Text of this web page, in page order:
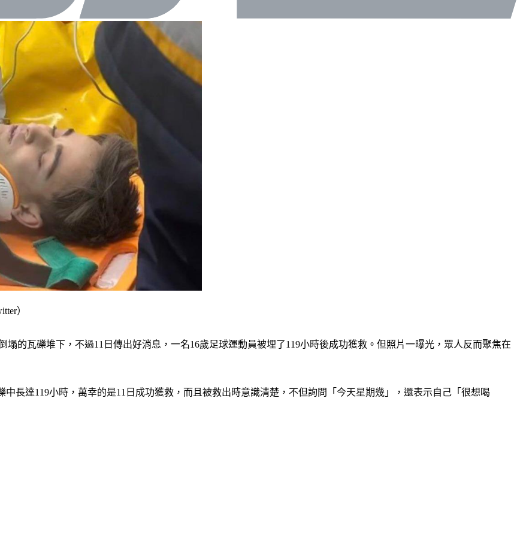
）
的瓦礫堆下，不過11日傳出好消息，一名16歲足球運動員被埋了119小時後成功獲救。但照片一曝光，眾人反而聚焦在
中長達119小時，萬幸的是11日成功獲救，而且被救出時意識清楚，不但詢問「今天星期幾」，還表示自己「很想喝